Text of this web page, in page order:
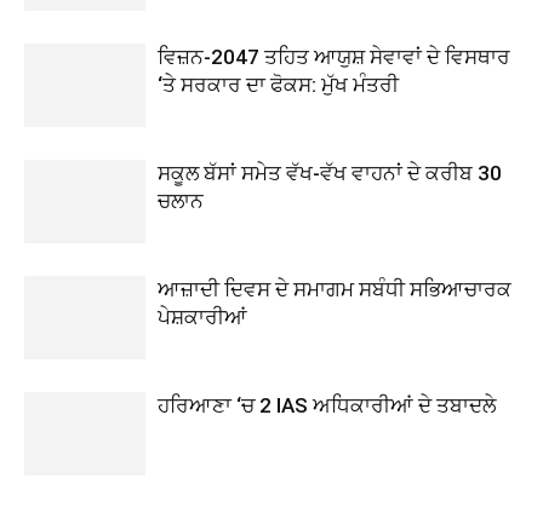
ਵਿਜ਼ਨ-2047 ਤਹਿਤ ਆਯੁਸ਼ ਸੇਵਾਵਾਂ ਦੇ ਵਿਸਥਾਰ
‘ਤੇ ਸਰਕਾਰ ਦਾ ਫੋਕਸ: ਮੁੱਖ ਮੰਤਰੀ
ਸਕੂਲ ਬੱਸਾਂ ਸਮੇਤ ਵੱਖ-ਵੱਖ ਵਾਹਨਾਂ ਦੇ ਕਰੀਬ 30
ਚਲਾਨ
ਆਜ਼ਾਦੀ ਦਿਵਸ ਦੇ ਸਮਾਗਮ ਸਬੰਧੀ ਸਭਿਆਚਾਰਕ
ਪੇਸ਼ਕਾਰੀਆਂ
ਹਰਿਆਣਾ ‘ਚ 2 IAS ਅਧਿਕਾਰੀਆਂ ਦੇ ਤਬਾਦਲੇ